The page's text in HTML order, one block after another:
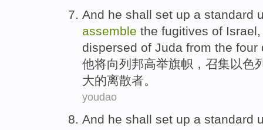
And he shall set up a standard
assemble the fugitives of
dispersed of Juda from the four
他将向列 邦高举旗帜， 召集以色
大的离散者。
youdao
And he shall set up a standard